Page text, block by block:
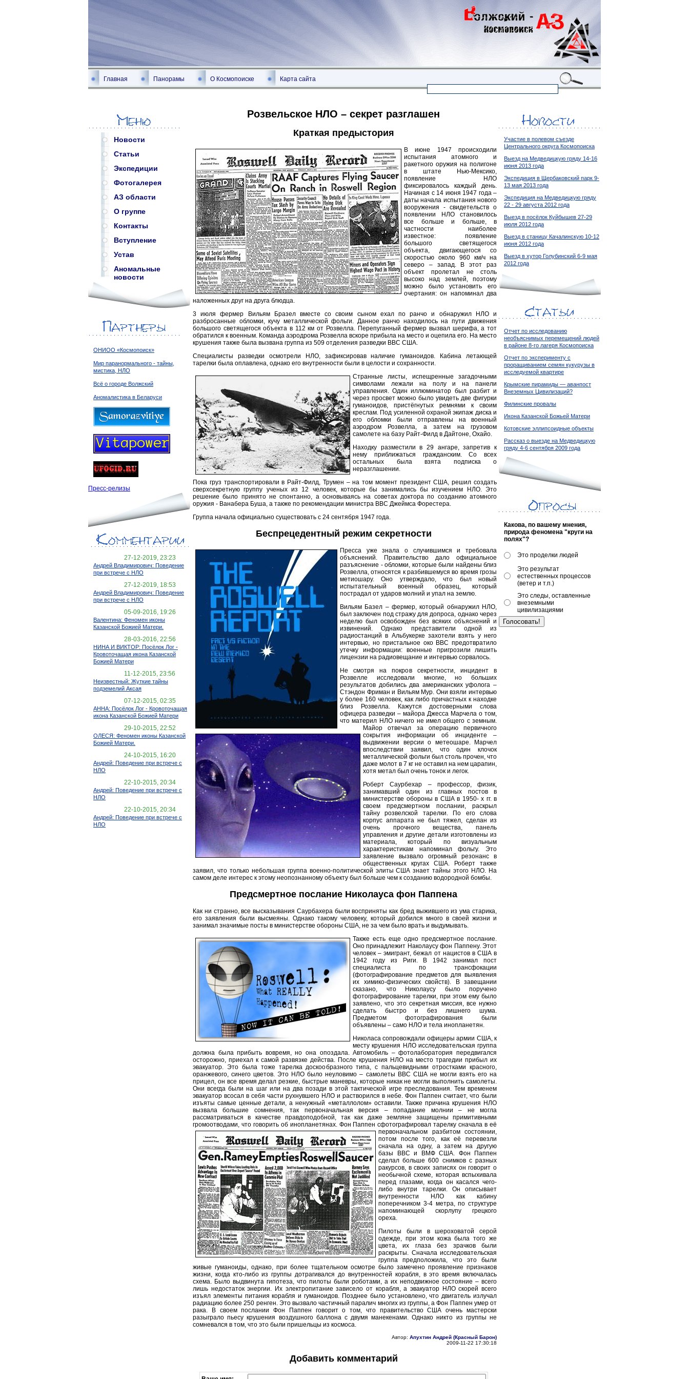
Главная Панорамы О Космопоиске Карта сайта
Новости
Статьи
Экспедиции
Фотогалерея
АЗ области
О группе
Контакты
Вступление
Устав
Аномальные
новости
ОНИОО «Космопоиск»
Мир паранормального - тайны,
мистика, НЛО
Всё о городе Волжский
Аномалистика в Беларуси
Пресс-релизы
27-12-2019, 23:23
Андрей Владимирович: Поведение
при встрече с НЛО
27-12-2019, 18:53
Андрей Владимирович: Поведение
при встрече с НЛО
05-09-2016, 19:26
Валентина: Феномен иконы
Казанской Божией Матери.
28-03-2016, 22:56
НИНА И ВИКТОР: Посёлок Лог -
Кровоточащая икона Казанской
Божией Матери
11-12-2015, 23:56
Неизвестный: Жуткие тайны
подземелий Аксая
07-12-2015, 02:35
АННА: Посёлок Лог - Кровоточащая
икона Казанской Божией Матери
29-10-2015, 22:52
ОЛЕСЯ: Феномен иконы Казанской
Божией Матери.
24-10-2015, 16:20
Андрей: Поведение при встрече с
НЛО
22-10-2015, 20:34
Андрей: Поведение при встрече с
НЛО
22-10-2015, 20:34
Андрей: Поведение при встрече с
НЛО
Розвельское НЛО – секрет разглашен
Краткая предыстория
В июне 1947 происходили
испытания атомного и
ракетного оружия на полигоне
в штате Нью-Мексико,
появление НЛО
фиксировалось каждый день.
Начиная с 14 июня 1947 года –
даты начала испытания нового
вооружения - свидетельств о
появлении НЛО становилось
все больше и больше, в
частности наиболее
известное: появление
большого светящегося
объекта, двигающегося со
скоростью около 960 км/ч на
северо – запад. В этот раз
объект пролетал не столь
высоко над землей, поэтому
можно было установить его
очертания: он напоминал два
наложенных друг на друга блюдца.
3 июля фермер Вильям Бразел вместе со своим сыном ехал по ранчо и обнаружил НЛО и
разбросанные обломки, кучу металлической фольги. Данное ранчо находилось на пути движения
большого светящегося объекта в 112 км от Розвелла. Перепуганный фермер вызвал шерифа, а тот
обратился к военным. Команда аэродрома Розвелла вскоре прибыла на место и оцепила его. На место
крушения также была вызвана группа из 509 отделения разведки ВВС США.
Специалисты разведки осмотрели НЛО, зафиксировав наличие гуманоидов. Кабина летающей
тарелки была оплавлена, однако его внутренности были в целости и сохранности.
Странные листы, испещренные загадочными
символами лежали на полу и на панели
управления. Один иллюминатор был разбит и
через просвет можно было увидеть две фигурки
гуманоидов, пристёгнутых ремнями к своим
креслам. Под усиленной охраной экипаж диска и
его обломки были отправлены на военный
аэродром Розвелла, а затем на грузовом
самолете на базу Райт-Филд в Дайтоне, Охайо.
Находку разместили в 29 ангаре, запретив к
нему приближаться гражданским. Со всех
остальных была взята подписка о
неразглашении.
Пока груз транспортировали в Райт-Филд, Трумен – на том момент президент США, решил создать
сверхсекретную группу ученых из 12 человек, которые бы занимались бы изучением НЛО. Это
решение было принято не спонтанно, а основываясь на советах доктора по созданию атомного
оружия - Ванабера Буша, а также по рекомендации министра ВВС Джеймса Форестера.
Группа начала официально существовать с 24 сентября 1947 года.
Беспрецедентный режим секретности
Пресса уже знала о случившимся и требовала
объяснений. Правительство дало официальное
разъяснение - обломки, которые были найдены близ
Розвелла, относятся к разбившемуся во время грозы
метиошару. Оно утверждало, что был новый
испытательный военный образец, который
пострадал от ударов молний и упал на землю.
Вильям Базел – фермер, который обнаружил НЛО,
был заключен под стражу для допроса, однако через
неделю был освобожден без всяких объяснений и
извинений. Однако представители одной из
радиостанций в Альбукерке захотели взять у него
интервью, но пристальное око ВВС предотвратило
утечку информации: военные пригрозили лишить
лицензии на радиовещание и интервью сорвалось.
Не смотря на покров секретности, инцидент в
Розвелле исследовали многие, но больших
результатов добились два американских уфолога –
Стэндон Фриман и Вильям Мур. Они взяли интервью
у более 160 человек, как либо причастных к находке
близ Розвелла. Кажутся достоверными слова
офицера разведки – майора Джесса Марчела о том,
что материл НЛО ничего не имел общего с земным.
Майор отвечал за операцию первичного
сокрытия информации об инциденте –
выдвижении версии о метеошаре. Марчел
впоследствии заявил, что один клочок
металлической фольги был столь прочен, что
даже молот в 7 кг не оставил на нем царапин,
хотя метал был очень тонок и легок.
Роберт Саурбехар – профессор, физик,
занимавший один из главных постов в
министерстве обороны в США в 1950- х гг. в
своем предсмертном послании, раскрыл
тайну розвелской тарелки. По его слова
корпус аппарата не был тяжел, сделан из
очень прочного вещества, панель
управления и другие детали изготовлены из
материала, который по визуальным
характеристикам напоминал фольгу. Это
заявление вызвало огромный резонанс в
общественных кругах США. Роберт также
заявил, что только небольшая группа военно-политической элиты США знает тайны этого НЛО. На
самом деле интерес к этому неопознанному объекту был больше чем к созданию водородной бомбы.
Предсмертное послание Николауса фон Паппена
Как ни странно, все высказывания Саурбахера были восприняты как бред выжившего из ума старика,
его заявления были высмеяны. Однако такому человеку, который добился много в своей жизни и
занимал значимые посты в министерстве обороны США, не за чем было врать и выдумывать.
Также есть еще одно предсмертное послание.
Оно принадлежит Наколаусу фон Паппену. Этот
человек – эмигрант, бежал от нацистов в США в
1942 году из Риги. В 1942 занимал пост
специалиста по трансфокации
(фотографирование предметов для выявления
их химико-физических свойств). В завещании
сказано, что Николаусу было поручено
фотографирование тарелки, при этом ему было
заявлено, что это секретная миссия, все нужно
сделать быстро и без лишнего шума.
Предметом фотографирования были
объявлены – само НЛО и тела инопланетян.
Николаса сопровождали офицеры армии США, к
месту крушения НЛО исследовательская группа
должна была прибыть вовремя, но она опоздала. Автомобиль – фотолаборатория передвигался
осторожно, приехал к самой развязке действа. После крушения НЛО на место трагедии прибыл их
эвакуатор. Это была тоже тарелка доскообразного типа, с пальцевидными отростками красного,
оранжевого, синего цветов. Это НЛО было неуловимо – самолеты ВВС США не могли взять его на
прицел, он все время делал резкие, быстрые маневры, которые никак не могли выполнить самолеты.
Они всегда были на шаг или на два позади в этой тактической игре преследования. Тем временем
эвакуатор всосал в себя части рухнувшего НЛО и растворился в небе. Фон Паппен считает, что были
изъяты самые ценные детали, а ненужный «металлолом» оставили. Также причина крушения НЛО
вызвала большие сомнения, так первоначальная версия – попадание молнии – не могла
рассматриваться в качестве правдоподобной, так как даже земляне защищены примитивными
громоотводами, что говорить об инопланетянах.Фон Паппен сфотографировал тарелку сначала в её
первоначальном разбитом состоянии,
потом после того, как её перевезли
сначала на одну, а затем на другую
базы ВВС и ВМФ США. Фон Паппен
сделал больше 600 снимков с разных
ракурсов, в своих записях он говорит о
необычной схеме, которая вспыхивала
перед глазами, когда он касался чего-
либо внутри тарелки. Он описывает
внутренности НЛО как кабину
поперечником 3-4 метра, по структуре
напоминающей скорлупу грецкого
ореха.
Пилоты были в шероховатой серой
одежде, при этом кожа была того же
цвета, их глаза без зрачков были
раскрыты. Сначала исследовательская
группа предположила, что это были
живые гуманоиды, однако, при более тщательном осмотре было замечено проявление признаков
жизни, когда кто-либо из группы дотрагивался до внутренностей корабля, в это время включалась
схема. Было выдвинута гипотеза, что пилоты были роботами, а их неподвижное состояние – всего
лишь недостаток энергии. Их электропитание зависело от корабля, а эвакуатор НЛО скорей всего
изъял элементы питания корабля и гуманоидов. Позднее было установлено, что двигатель излучал
радиацию более 250 ренген. Это вызвало частичный паралич многих из группы, а Фон Паппен умер от
рака. В своем послании Фон Паппен говорит о том, что правительство США очень мастерски
разыграло пьесу крушения воздушного баллона с двумя манекенами. Однако никто из группы не
сомневался в том, что это были пришельцы из космоса.
Автор: Апухтин Андрей (Красный Барон)
2009-11-22 17:30:18
Добавить комментарий
Участие в полевом съезде
Центрального округа Космопоиска
Выезд на Медведицкую гряду 14-16
июня 2013 года
Экспедиция в Щербаковский парк 9-
13 мая 2013 года
Экспедиция на Медведицкую гряду
22 - 29 августа 2012 года
Выезд в посёлок Куйбышев 27-29
июля 2012 года
Выезд в станицу Качалинскую 10-12
июня 2012 года
Выезд в хутор Голубинский 6-9 мая
2012 года
Отчет по исследованию
необъяснимых перемещений людей
в районе 8-го лагеря Космопоиска
Отчет по эксперименту с
проращиванием семян кукурузы в
исследуемой квартире
Крымские пирамиды — аванпост
Внеземных Цивилизаций?
Филинские провалы
Икона Казанской Божьей Матери
Котовские эллипсоидные объекты
Рассказ о выезде на Медведицкую
гряду 4-6 сентября 2009 года
Какова, по вашему мнения,
природа феномена "круги на
полях"?
Это проделки людей
Это результат
естественных процессов
(ветер и т.п.)
Это следы, оставленные
внеземными
цивилизациями